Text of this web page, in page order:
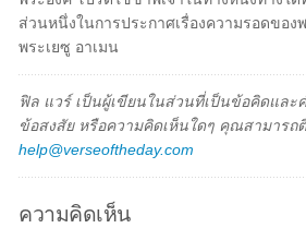
ส่วนหนึ่งในการประกาศเรื่องความรอดขอ
พระเยซู อาเมน
ฟิล แวร์ เป็นผู้เขียนในส่วนที่เป็นข้อคิดและ
ข้อสงสัย หรือความคิดเห็นใดๆ คุณสามารถ
help@verseoftheday.com
ความคิดเห็น